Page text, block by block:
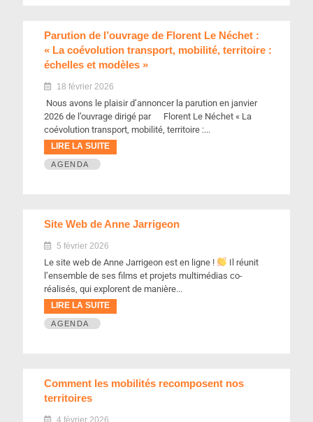
Parution de l’ouvrage de Florent Le Néchet :
« La coévolution transport, mobilité, territoire :
échelles et modèles »
18 février 2026
Nous avons le plaisir d’annoncer la parution en janvier
2026 de l’ouvrage dirigé par Florent Le Néchet « La
coévolution transport, mobilité, territoire :...
LIRE LA SUITE
AGENDA
Site Web de Anne Jarrigeon
5 février 2026
Le site web de Anne Jarrigeon est en ligne !
Il réunit
l’ensemble de ses films et projets multimédias co-
réalisés, qui explorent de manière...
LIRE LA SUITE
AGENDA
Comment les mobilités recomposent nos
territoires
4 février 2026